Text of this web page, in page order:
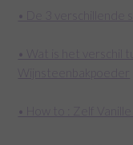
• De 3 verschillende
• Wat is het verschil
• How to : Zelf Vanille